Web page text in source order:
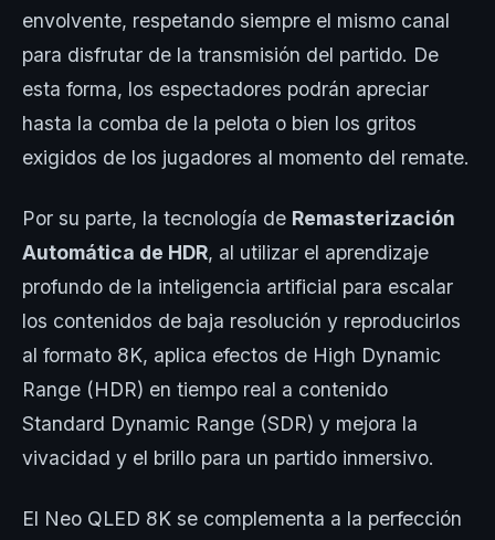
envolvente, respetando siempre el mismo canal
para disfrutar de la transmisión del partido. De
esta forma, los espectadores podrán apreciar
hasta la comba de la pelota o bien los gritos
exigidos de los jugadores al momento del remate.
Por su parte, la tecnología de Remasterización
Automática de HDR, al utilizar el aprendizaje
profundo de la inteligencia artificial para escalar
los contenidos de baja resolución y reproducirlos
al formato 8K, aplica efectos de High Dynamic
Range (HDR) en tiempo real a contenido
Standard Dynamic Range (SDR) y mejora la
vivacidad y el brillo para un partido inmersivo.
El Neo QLED 8K se complementa a la perfección